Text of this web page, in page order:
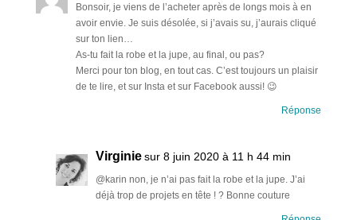
Bonsoir, je viens de l’acheter après de longs mois à en
avoir envie. Je suis désolée, si j’avais su, j’aurais cliqué
sur ton lien…
As-tu fait la robe et la jupe, au final, ou pas?
Merci pour ton blog, en tout cas. C’est toujours un plaisir
de te lire, et sur Insta et sur Facebook aussi! 😉
Réponse
Virginie sur 8 juin 2020 à 11 h 44 min
@karin non, je n’ai pas fait la robe et la jupe. J’ai
déjà trop de projets en tête ! ? Bonne couture